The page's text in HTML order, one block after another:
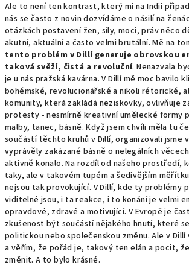
Ale to není ten kontrast, který mi na Indii
nás se často z novin dozvídáme o násilí na
otázkách postavení žen, síly, moci, práv něco
akutní, aktuální a často velmi brutální. Mě na
tento problém v Dillí generuje obrovskou
taková svěží, čistá a revoluční. Nenazvala
je u nás pražská kavárna. V Dillí mě moc bavilo
bohémské, revolucionářské a nikoli rétorické,
komunity, která zakládá neziskovky, ovlivňuje
protesty - nesmírně kreativní umělecké formy
malby, tanec, básně. Když jsem chvíli měla tu
součástí těchto kruhů v Dillí, organizovali jsme
vyprávěly zakázané básně o nelegálních
aktivně konalo. Na rozdíl od našeho prostředí,
taky, ale v takovém tupém a šedivějším
nejsou tak provokující. V Dillí, kde ty problémy
viditelné jsou, i ta reakce, i to konání je velmi
opravdové, zdravé a motivující. V Evropě je
zkušenost být součástí nějakého hnutí, které
politickou nebo společenskou změnu. Ale v
a věřím, že pořád je, takový ten elán a pocit,
změnit. A to bylo krásné.